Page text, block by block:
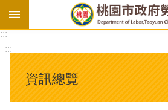
基
法
勞
資
:::
:::
資訊總覽